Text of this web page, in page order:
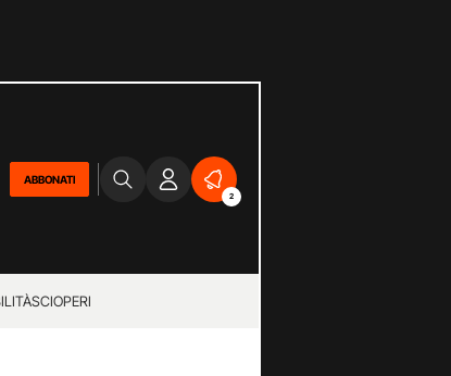
ABBONATI
2
SCIOPERI